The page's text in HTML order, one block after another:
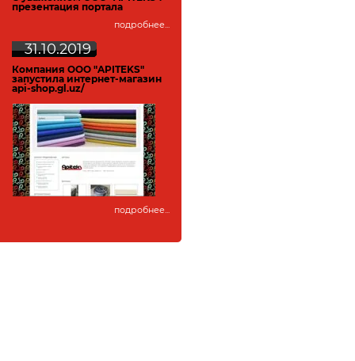
презентация портала
подробнее...
31.10.2019
Компания ООО "APITEKS"
запустила интернет-магазин
api-shop.gl.uz/
подробнее...